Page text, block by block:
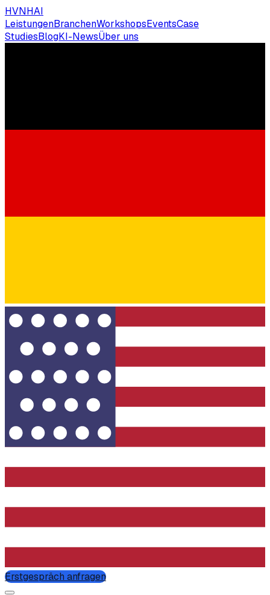
HVNHAI
LeistungenBranchenWorkshopsEventsCase
StudiesBlogKI-NewsÜber uns
Erstgespräch anfragen